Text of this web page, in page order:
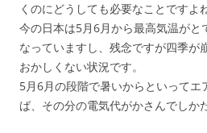
くのにどうしても必要なことですよね
今の日本は5月6月から最高気温がと
なっていますし、残念ですが四季が
おかしくない状況です。
5月6月の段階で暑いからといってエ
ば、その分の電気代がかさんでしか